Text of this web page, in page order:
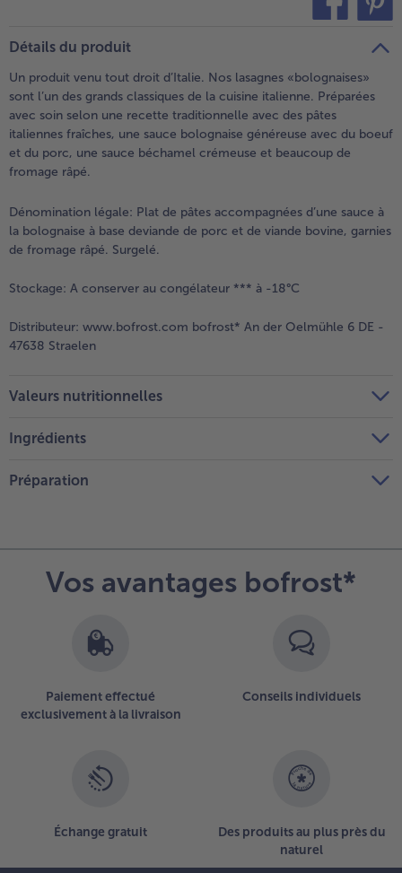
- 5 € à l’achat de 7 menus au choix
Détails du produit
Un produit venu tout droit d’Italie. Nos lasagnes «bolognaises»
sont l’un des grands classiques de la cuisine italienne. Préparées
avec soin selon une recette traditionnelle avec des pâtes
italiennes fraîches, une sauce bolognaise généreuse avec du boeuf
et du porc, une sauce béchamel crémeuse et beaucoup de
fromage râpé.
Dénomination légale: Plat de pâtes accompagnées d’une sauce à
la bolognaise à base deviande de porc et de viande bovine, garnies
de fromage râpé. Surgelé.
Stockage: A conserver au congélateur *** à -18°C
Distributeur: www.bofrost.com bofrost* An der Oelmühle 6 DE -
47638 Straelen
Valeurs nutritionnelles
Ingrédients
Préparation
Vos avantages bofrost*
Paiement effectué
exclusivement à la livraison
Conseils individuels
Échange gratuit
Des produits au plus près du
naturel